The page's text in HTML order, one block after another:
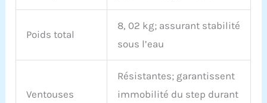
Poids total
8, 02 kg; assurant stabilité
sous l’eau
Ventouses
Résistantes; garantissent
immobilité du step durant